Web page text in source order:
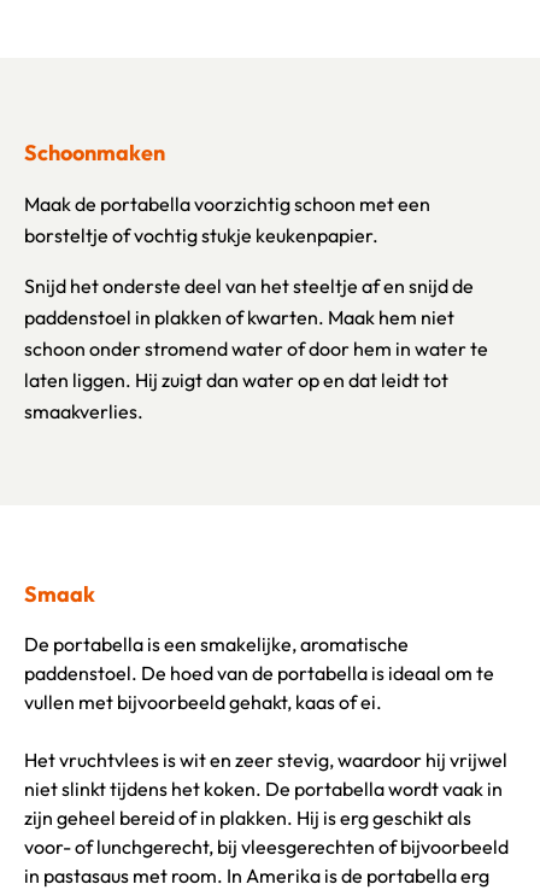
Schoonmaken
Maak de portabella voorzichtig schoon met een
borsteltje of vochtig stukje keukenpapier.
Snijd het onderste deel van het steeltje af en snijd de
paddenstoel in plakken of kwarten. Maak hem niet
schoon onder stromend water of door hem in water te
laten liggen. Hij zuigt dan water op en dat leidt tot
smaakverlies.
Smaak
De portabella is een smakelijke, aromatische
paddenstoel. De hoed van de portabella is ideaal om te
vullen met bijvoorbeeld gehakt, kaas of ei.
Het vruchtvlees is wit en zeer stevig, waardoor hij vrijwel
niet slinkt tijdens het koken. De portabella wordt vaak in
zijn geheel bereid of in plakken. Hij is erg geschikt als
voor- of lunchgerecht, bij vleesgerechten of bijvoorbeeld
in pastasaus met room. In Amerika is de portabella erg